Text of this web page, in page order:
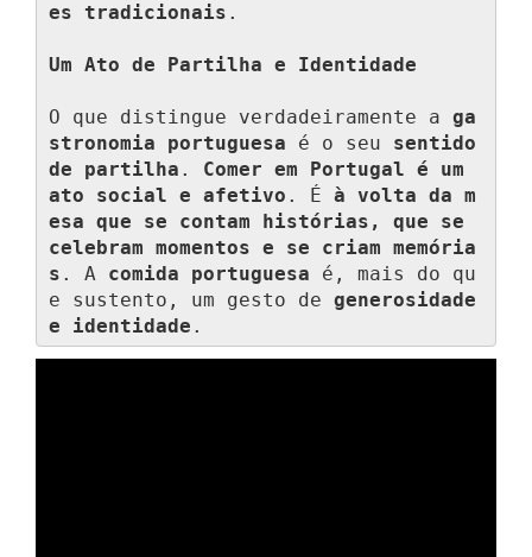
es tradicionais .
Um Ato de Partilha e Identidade
O que distingue verdadeiramente a ga
stronomia portuguesa é o seu sentido
de partilha . Comer em Portugal é um
ato social e afetivo . É à volta da m
esa que se contam histórias, que se
celebram momentos e se criam memória
s . A comida portuguesa é, mais do qu
e sustento, um gesto de generosidade
e identidade .